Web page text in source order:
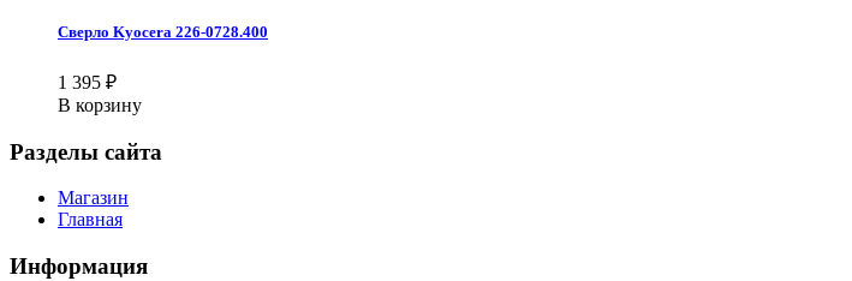
Сверло Kyocera 226-0728.400
1 395 ₽
В корзину
Разделы сайта
Магазин
Главная
Информация